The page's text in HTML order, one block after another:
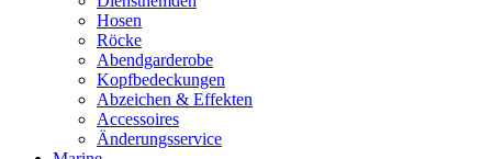
Hosen
Röcke
Abendgarderobe
Kopfbedeckungen
Abzeichen & Effekten
Accessoires
Änderungsservice